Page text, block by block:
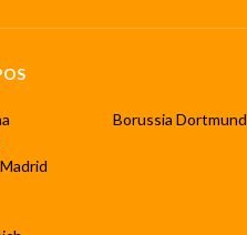
Borussia Dortmund